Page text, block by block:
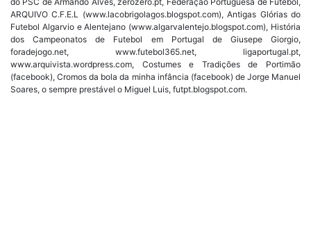
ARQUIVO C.F.E.L (www.lacobrigolagos.blogspot.com), Antigas Glórias do
Futebol Algarvio e Alentejano (www.algarvalentejo.blogspot.com), História
dos Campeonatos de Futebol em Portugal de Giusepe Giorgio,
foradejogo.net, www.futebol365.net, ligaportugal.pt,
www.arquivista.wordpress.com, Costumes e Tradições de Portimão
(facebook), Cromos da bola da minha infância (facebook) de Jorge Manuel
Soares, o sempre prestável o Miguel Luis, futpt.blogspot.com.